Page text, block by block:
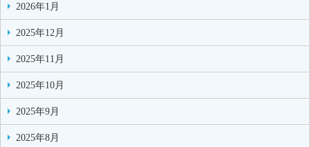
2026年1月
2025年12月
2025年11月
2025年10月
2025年9月
2025年8月